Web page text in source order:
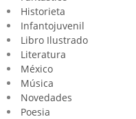
Historieta
Infantojuvenil
Libro Ilustrado
Literatura
México
Música
Novedades
Poesia